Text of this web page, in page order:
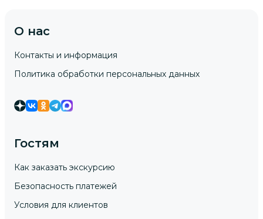
О нас
Контакты и информация
Политика обработки персональных данных
Гостям
Как заказать экскурсию
Безопасность платежей
Условия для клиентов